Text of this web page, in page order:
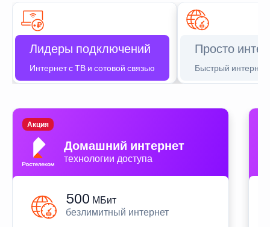
Лидеры подключений
Интернет с ТВ и сотовой связью
Просто
Быстрый интернет
Домашний интернет
технологии доступа
Акция
500 МБит
безлимитный интернет